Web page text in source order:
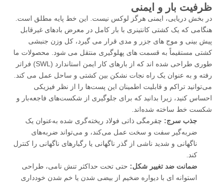
ظرفیت بار و ایمنی
در بخش دریایی، ایمنی هرگز لوکس نیست. این خط پایه مطلق است.
هنگامی که یک کشتی کانتینری با بار کامل در معرض بادهای غیرقابل
پیش بینی و موج های جزر و مدی قرار می گیرد، کل وزن جنبشی
کشتی مستقیماً به قسمت های پهلوگیری منتقل می شود. محصولات ما
طوری طراحی شده اند که از بارهای کار ایمن استاندارد (SWL) فراتر
رفته و به عنوان یک راه نجات نشکن بین کشتی و ساحل عمل می کند.
می‌توانید تراکم و قابلیت اطمینان این پست‌ها را از نظر فیزیکی
احساس کنید، زیرا بدانید که برای جلوگیری از شکست‌های فاجعه‌بار و
شکست خط ساخته شده‌اند.
جذب سرج: چقرمگی ذاتی فولاد ریخته‌گری شده به‌عنوان یک
ضربه‌گیر سفت و سخت عمل می‌کند، و می‌تواند ضربه‌های
ناگهانی و شدید ناشی از گذر ناگهانی یا رگبارهای ناگهانی را کنترل
کند.
ضمانت ضد تغییر شکل: حتی تحت حداکثر تنش نامی، طراحی
استوانه ای با دیواره ضخیم از بیضی شدن یا خم شدن خودداری